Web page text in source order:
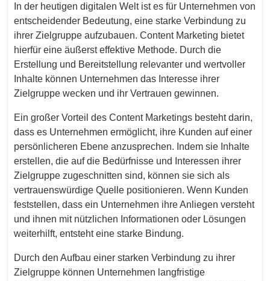
In der heutigen digitalen Welt ist es für Unternehmen von
entscheidender Bedeutung, eine starke Verbindung zu
ihrer Zielgruppe aufzubauen. Content Marketing bietet
hierfür eine äußerst effektive Methode. Durch die
Erstellung und Bereitstellung relevanter und wertvoller
Inhalte können Unternehmen das Interesse ihrer
Zielgruppe wecken und ihr Vertrauen gewinnen.
Ein großer Vorteil des Content Marketings besteht darin,
dass es Unternehmen ermöglicht, ihre Kunden auf einer
persönlicheren Ebene anzusprechen. Indem sie Inhalte
erstellen, die auf die Bedürfnisse und Interessen ihrer
Zielgruppe zugeschnitten sind, können sie sich als
vertrauenswürdige Quelle positionieren. Wenn Kunden
feststellen, dass ein Unternehmen ihre Anliegen versteht
und ihnen mit nützlichen Informationen oder Lösungen
weiterhilft, entsteht eine starke Bindung.
Durch den Aufbau einer starken Verbindung zu ihrer
Zielgruppe können Unternehmen langfristige